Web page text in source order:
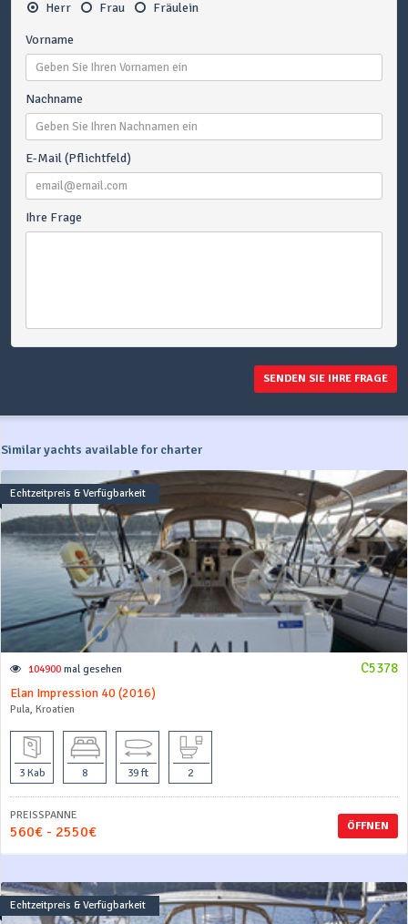
Herr Frau Fräulein
Vorname
Nachname
E-Mail (Pflichtfeld)
Ihre Frage
SENDEN SIE IHRE FRAGE
Similar yachts available for charter
Echtzeitpreis & Verfügbarkeit
C5378
104900 mal gesehen
Elan Impression 40 (2016)
Pula, Kroatien
3 Kab 8 39 ft 2
ÖFFNEN
PREISSPANNE
560€ - 2550€
Echtzeitpreis & Verfügbarkeit